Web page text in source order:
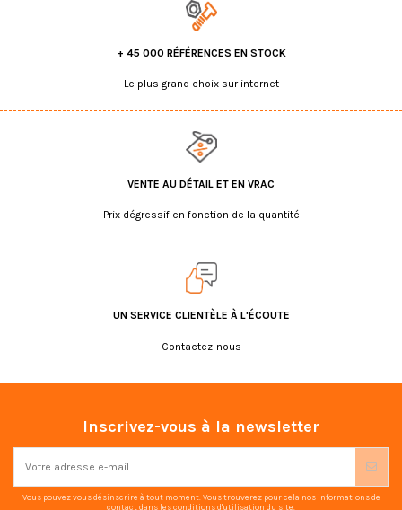
+ 45 000 RÉFÉRENCES EN STOCK
Le plus grand choix sur internet
VENTE AU DÉTAIL ET EN VRAC
Prix dégressif en fonction de la quantité
UN SERVICE CLIENTÈLE À L'ÉCOUTE
Contactez-nous
Inscrivez-vous à la newsletter
Vous pouvez vous désinscrire à tout moment. Vous trouverez pour cela nos informations de
contact dans les conditions d'utilisation du site.